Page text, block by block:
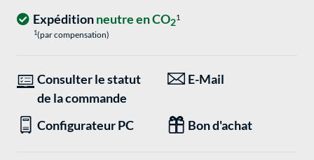
Expéditionneutre en CO21
1(par compensation)
Consulter le statut
de la commande
E-Mail
Configurateur PC Bon d'achat